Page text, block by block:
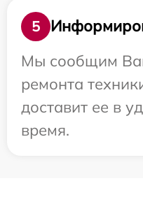
5
Мы сообщим
ремонта
доставит ее в
время.